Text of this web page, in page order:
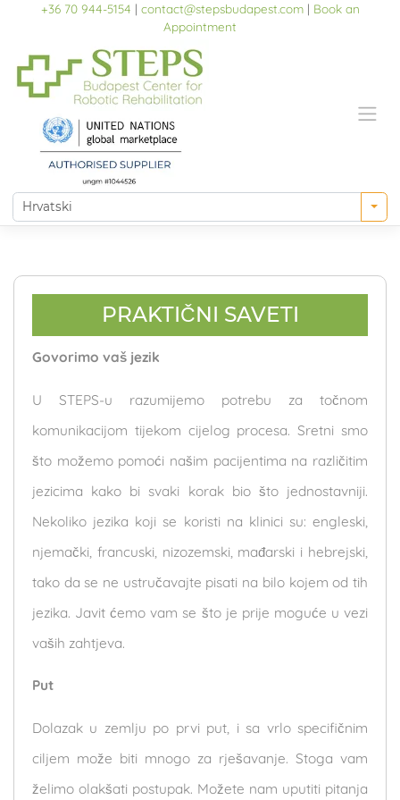
+36 70 944-5154 | contact@stepsbudapest.com| Book an
Appointment
PRAKTIČNI SAVETI
Govorimo vaš jezik
U STEPS-u razumijemo potrebu za točnom
komunikacijom tijekom cijelog procesa. Sretni smo
što možemo pomoći našim pacijentima na različitim
jezicima kako bi svaki korak bio što jednostavniji.
Nekoliko jezika koji se koristi na klinici su: engleski,
njemački, francuski, nizozemski, mađarski i hebrejski,
tako da se ne ustručavajte pisati na bilo kojem od tih
jezika. Javit ćemo vam se što je prije moguće u vezi
vaših zahtjeva.
Put
Dolazak u zemlju po prvi put, i sa vrlo specifičnim
ciljem može biti mnogo za rješavanje. Stoga vam
želimo olakšati postupak. Možete nam uputiti pitanja